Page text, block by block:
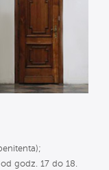
godz. 17 do 18.